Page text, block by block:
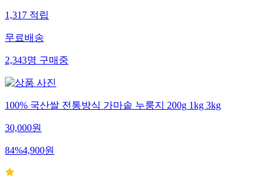
1,317적립
무료배송
2,343명구매중
100% 국산쌀 전통방식 가마솥 누룽지 200g 1kg 3kg
30,000원
84%4,900원